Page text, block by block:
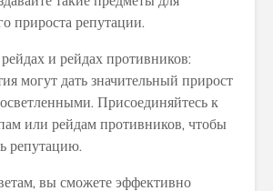
прироста репутации.
и рейдах противников:
могут дать значительный прирост
Присоединяйтесь к
или рейдам противников, чтобы
репутацию.
вы сможете эффективно